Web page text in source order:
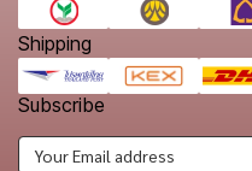
Shipping
Subscribe